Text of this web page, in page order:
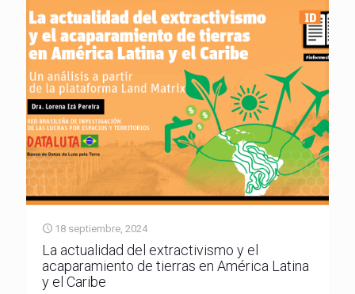
18 septiembre, 2024
La actualidad del extractivismo y el
acaparamiento de tierras en América Latina
y el Caribe